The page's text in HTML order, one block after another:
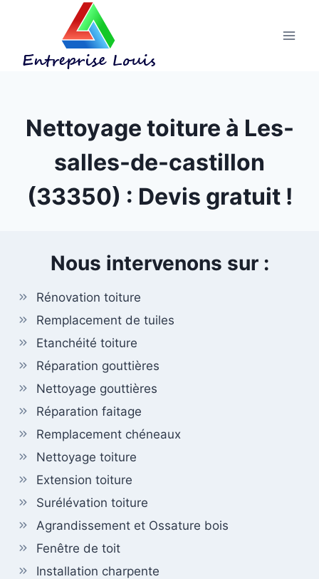
Nettoyage toiture à Les-
salles-de-castillon
(33350) : Devis gratuit !
Nous intervenons sur :
Rénovation toiture
Remplacement de tuiles
Etanchéité toiture
Réparation gouttières
Nettoyage gouttières
Réparation faitage
Remplacement chéneaux
Nettoyage toiture
Extension toiture
Surélévation toiture
Agrandissement et Ossature bois
Fenêtre de toit
Installation charpente